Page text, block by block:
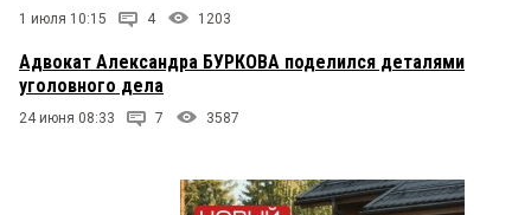
1 июля 10:15 4 1203
Адвокат Александра БУРКОВА поделился деталями
уголовного дела
24 июня 08:33 7 3587